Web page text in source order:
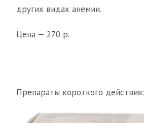
других видах анемии.
Цена — 270 р.
Препараты короткого действия: